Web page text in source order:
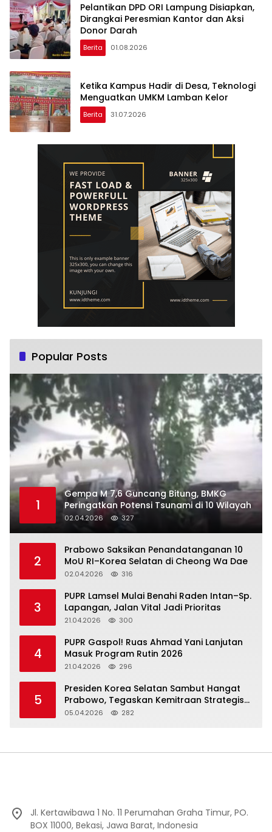
Pelantikan DPD ORI Lampung Disiapkan,
Dirangkai Peresmian Kantor dan Aksi
Donor Darah
Berita 01.08.2026
Ketika Kampus Hadir di Desa, Teknologi
Menguatkan UMKM Lamban Kelor
Berita 31.07.2026
Popular Posts
1
Gempa M 7,6 Guncang Bitung, BMKG
Peringatkan Potensi Tsunami di 10 Wilayah
02.04.2026 327
2
Prabowo Saksikan Penandatanganan 10
MoU RI–Korea Selatan di Cheong Wa Dae
02.04.2026 316
3
‎PUPR Lamsel Mulai Benahi Raden Intan–Sp.
Lapangan, Jalan Vital Jadi Prioritas
21.04.2026 300
4
‎PUPR Gaspol! Ruas Ahmad Yani Lanjutan
Masuk Program Rutin 2026
21.04.2026 296
5
Presiden Korea Selatan Sambut Hangat
Prabowo, Tegaskan Kemitraan Strategis
Komprehensif
05.04.2026 282
Jl. Kertawibawa 1 No. 11 Perumahan Graha Timur, PO.
BOX 11000, Bekasi, Jawa Barat, Indonesia